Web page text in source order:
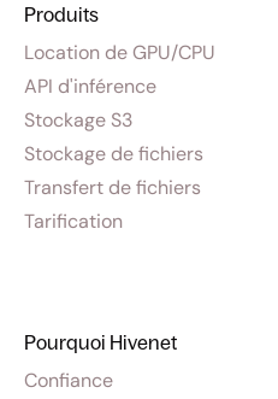
Produits
Location de GPU/CPU
API d'inférence
Stockage S3
Stockage de fichiers
Transfert de fichiers
Tarification
Pourquoi Hivenet
Confiance